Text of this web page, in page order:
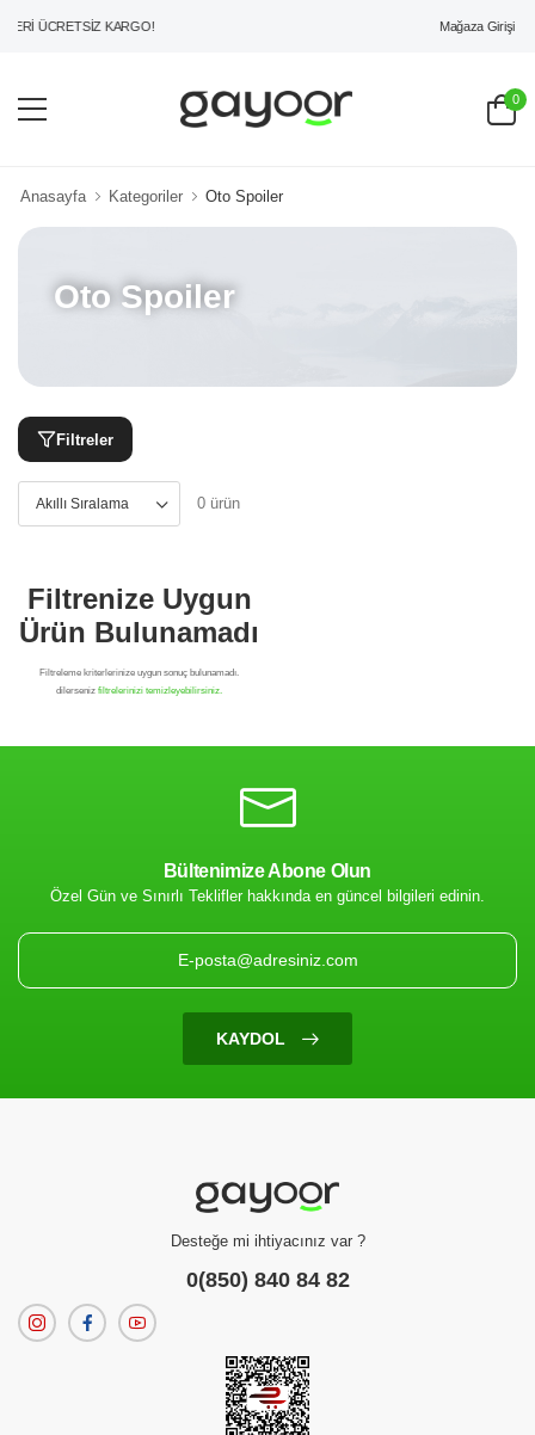
ÜCRETSİZ KARGO! Mağaza Girişi
0
Anasayfa Kategoriler Oto Spoiler
Oto Spoiler
Filtreler
0 ürün
Filtrenize Uygun
Ürün Bulunamadı
Bültenimize Abone Olun
Özel Gün ve Sınırlı Teklifler hakkında en güncel bilgileri edinin.
KAYDOL
Desteğe mi ihtiyacınız var ?
0(850) 840 84 82